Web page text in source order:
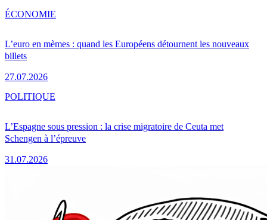
L’euro en mèmes : quand les Européens détournent les nouveaux
billets
27.07.2026
ÉCONOMIE
L’Espagne sous pression : la crise migratoire de Ceuta met
Schengen à l’épreuve
31.07.2026
POLITIQUE